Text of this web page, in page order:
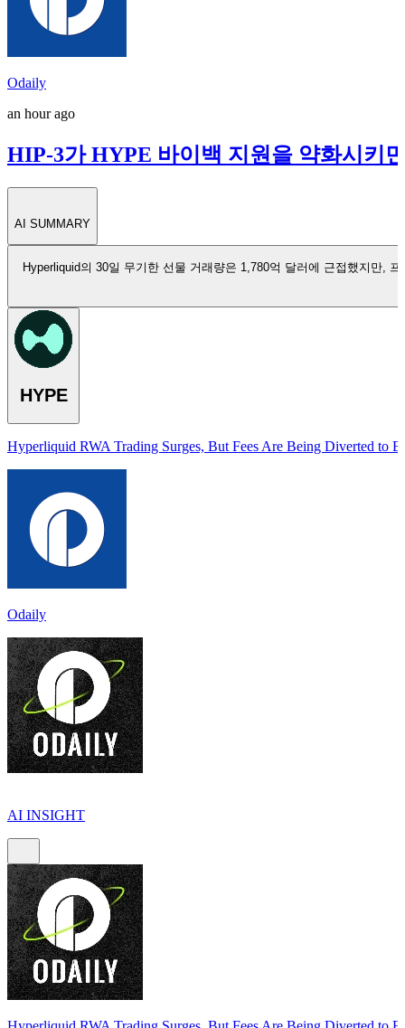
Odaily
an hour ago
HIP-3가 HYPE 바이백 지원을 약화시키
AI SUMMARY
Hyperliquid의 30일 무기한 선물 거래량은 1,780억 달러에 근접했지만,
HYPE
Hyperliquid RWA Trading Surges, But Fees Are Being Diverted to
Odaily
AI INSIGHT